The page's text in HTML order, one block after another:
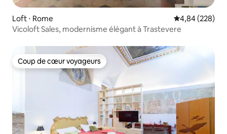
Loft ⋅ Rome Évaluation
4,84 (228)
Vicoloft Sales, modernisme élégant à Trastevere
Coup de cœur voyageurs
Coup de cœur voyageurs